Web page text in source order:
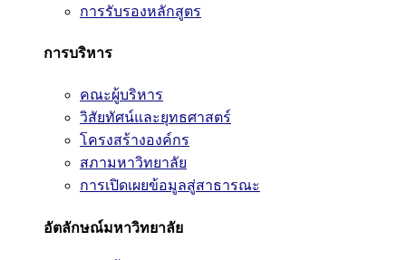
การรับรองหลักสูตร
การบริหาร
คณะผู้บริหาร
วิสัยทัศน์และยุทธศาสตร์
โครงสร้างองค์กร
สภามหาวิทยาลัย
การเปิดเผยข้อมูลสู่สาธารณะ
อัตลักษณ์มหาวิทยาลัย